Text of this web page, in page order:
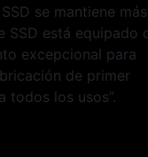
se mantiene más
SSD está equipado
excepcional para
de primer
todos los usos”.